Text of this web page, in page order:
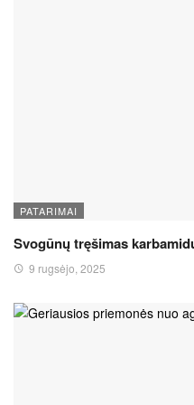
PATARIMAI
Svogūnų tręšimas
9 rugsėjo, 2025